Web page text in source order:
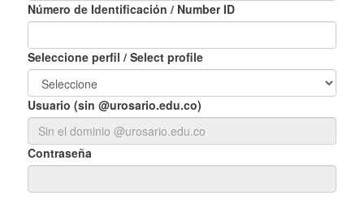
Número de Identificación / Number ID
Seleccione perfil / Select profile
Usuario (sin @urosario.edu.co)
Contraseña